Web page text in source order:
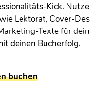
Kick.
Lektorat, Cover-
Texte für
deinen Bucherfolg.
buchen